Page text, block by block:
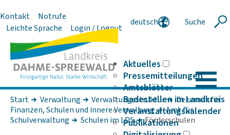
Kontakt
Notrufe
Leichte Sprache
Login / Logout
deutsch
Suche
Aktuelles
Pressemitteilungen
Amtsblätter
Badestellen im Landkreis
Veranstaltungskalender
Publikationen
Start Verwaltung Verwaltungsstruktur
Dezernat für
Finanzen, Schulen und innere Verwaltung
Amt für
Schulverwaltung
Schulen im LDS Förderschulen